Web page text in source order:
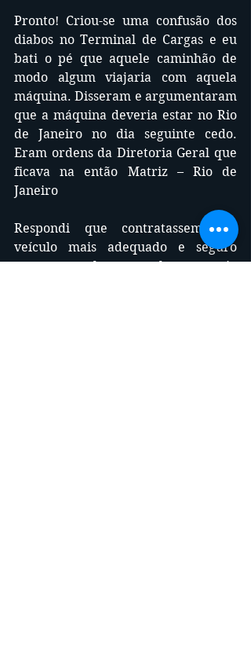
Pronto! Criou-se uma confusão dos
diabos no Terminal de Cargas e eu
bati o pé que aquele caminhão de
modo algum viajaria com aquela
máquina. Disseram e argumentaram
que a máquina deveria estar no Rio
de Janeiro no dia seguinte cedo.
Eram ordens da Diretoria Geral que
ficava na então Matriz – Rio de
Janeiro
Respondi que contratassem um
veículo mais adequado e seguro
porque aquele provavelmente seria